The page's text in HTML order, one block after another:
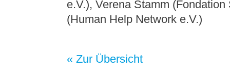
e.V.), Verena Stamm
(Human Help Network e.V.)
« Zur Übersicht